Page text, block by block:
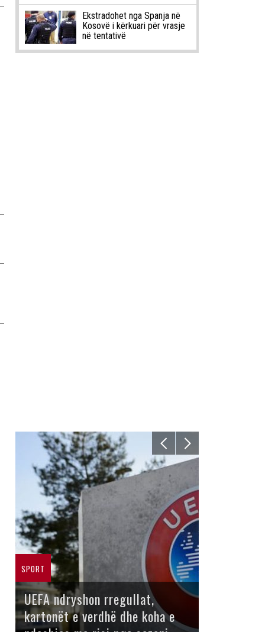
Ekstradohet nga Spanja në
Kosovë i kërkuari për vrasje
në tentativë
SPORT
UEFA ndryshon rregullat,
kartonët e verdhë dhe koha e